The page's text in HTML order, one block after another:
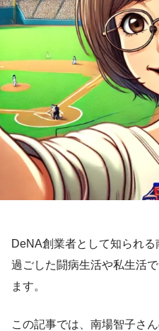
DeNA創業者として知られ
過ごした闘病生活や私生活
ます。
この記事では、南場智子さ